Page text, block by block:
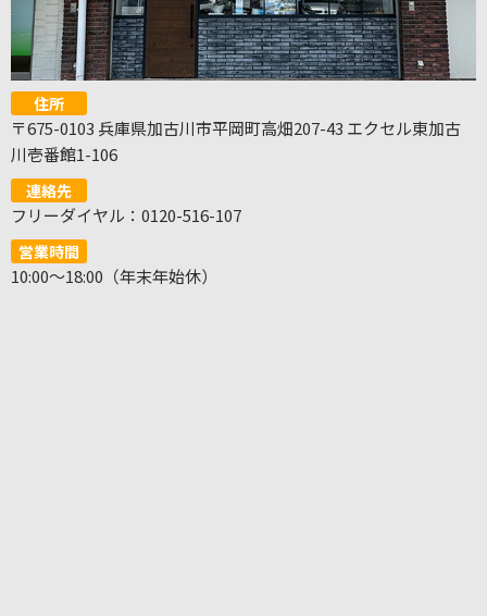
住所
〒675-0103 兵庫県加古川市平岡町高畑207-43 エクセル東加古
川壱番館1-106
連絡先
フリーダイヤル：0120-516-107
営業時間
10:00～18:00（年末年始休）